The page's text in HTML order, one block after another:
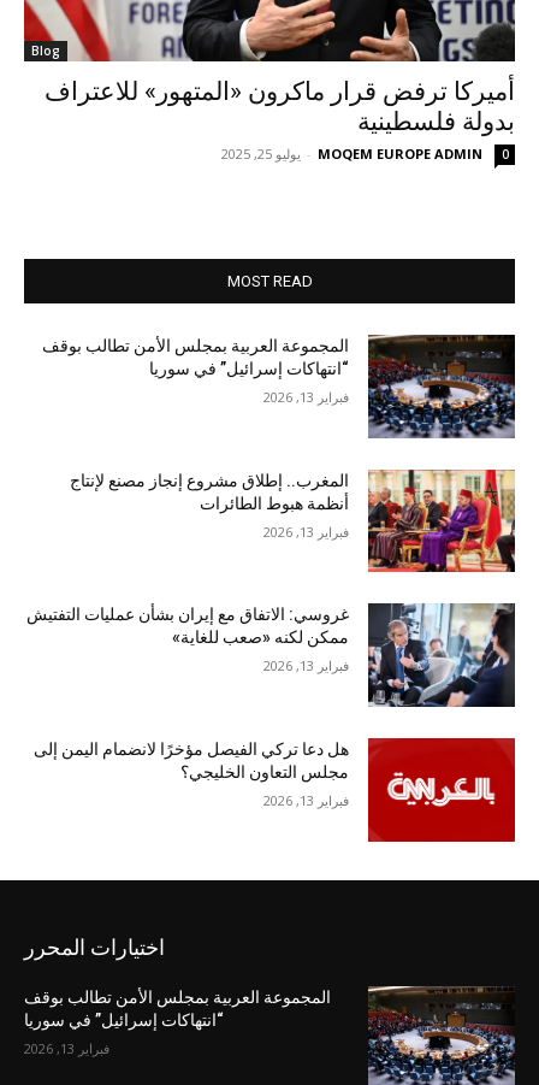
Blog
أميركا ترفض قرار ماكرون «المتهور» للاعتراف
بدولة فلسطينية
MOQEM EUROPE ADMIN
- يوليو 25, 2025 0
MOST READ
المجموعة العربية بمجلس الأمن تطالب بوقف
“انتهاكات إسرائيل” في سوريا
فبراير 13, 2026
المغرب.. إطلاق مشروع إنجاز مصنع لإنتاج
أنظمة هبوط الطائرات
فبراير 13, 2026
غروسي: الاتفاق مع إيران بشأن عمليات التفتيش
ممكن لكنه «صعب للغاية»
فبراير 13, 2026
هل دعا تركي الفيصل مؤخرًا لانضمام اليمن إلى
مجلس التعاون الخليجي؟
فبراير 13, 2026
اختيارات المحرر
المجموعة العربية بمجلس الأمن تطالب بوقف
“انتهاكات إسرائيل” في سوريا
فبراير 13, 2026